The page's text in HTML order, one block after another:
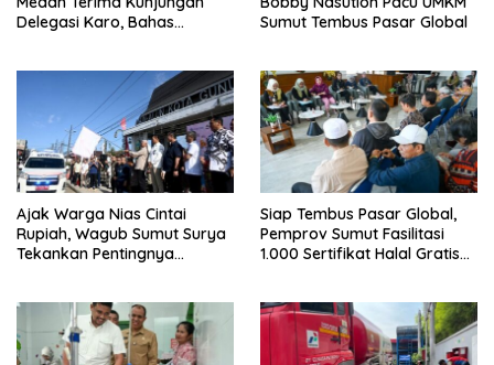
Delegasi Karo, Bahas
Sumut Tembus Pasar Global
Ajak Warga Nias Cintai
Rupiah, Wagub Sumut Surya
Tekankan Pentingnya
Siap Tembus Pasar Global,
Pemprov Sumut Fasilitasi
1.000 Sertifikat Halal Gratis